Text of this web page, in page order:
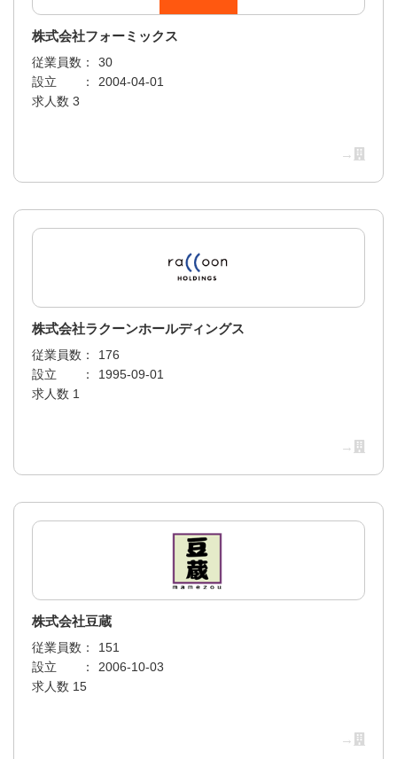
株式会社フォーミックス
従業員数：
30
設立 ：
2004-04-01
求人数 3
→
株式会社ラクーンホールディングス
従業員数：
176
設立 ：
1995-09-01
求人数 1
→
株式会社豆蔵
従業員数：
151
設立 ：
2006-10-03
求人数 15
→